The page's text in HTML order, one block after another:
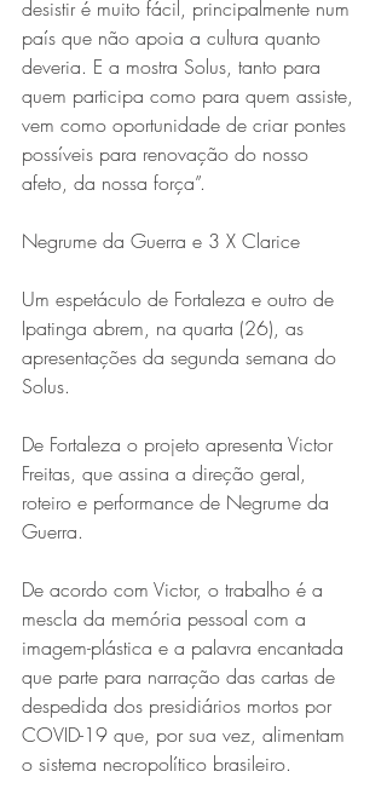
desistir é muito fácil, principalmente num
país que não apoia a cultura quanto
deveria. E a mostra Solus, tanto para
quem participa como para quem assiste,
vem como oportunidade de criar pontes
possíveis para renovação do nosso
afeto, da nossa força”.
Negrume da Guerra e 3 X Clarice
Um espetáculo de Fortaleza e outro de
Ipatinga abrem, na quarta (26), as
apresentações da segunda semana do
Solus.
De Fortaleza o projeto apresenta Victor
Freitas, que assina a direção geral,
roteiro e performance de Negrume da
Guerra.
De acordo com Victor, o trabalho é a
mescla da memória pessoal com a
imagem-plástica e a palavra encantada
que parte para narração das cartas de
despedida dos presidiários mortos por
COVID-19 que, por sua vez, alimentam
o sistema necropolítico brasileiro.